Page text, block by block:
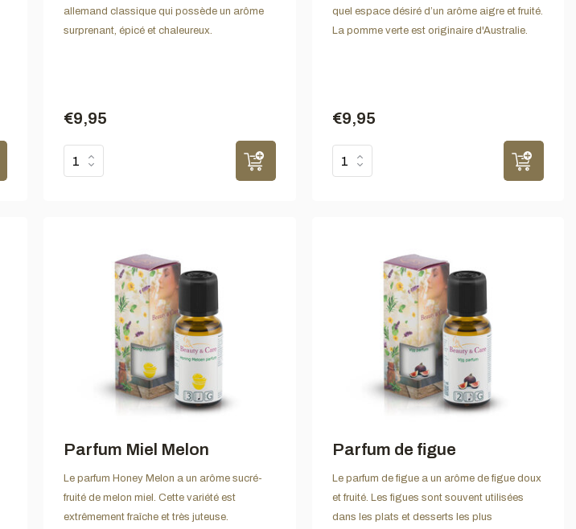
allemand classique qui possède un arôme
surprenant, épicé et chaleureux.
€9,95
quel espace désiré d’un arôme aigre et fruité.
La pomme verte est originaire d'Australie.
€9,95
Parfum Miel Melon
Le parfum Honey Melon a un arôme sucré-
fruité de melon miel. Cette variété est
extrêmement fraîche et très juteuse.
Parfum de figue
Le parfum de figue a un arôme de figue doux
et fruité. Les figues sont souvent utilisées
dans les plats et desserts les plus